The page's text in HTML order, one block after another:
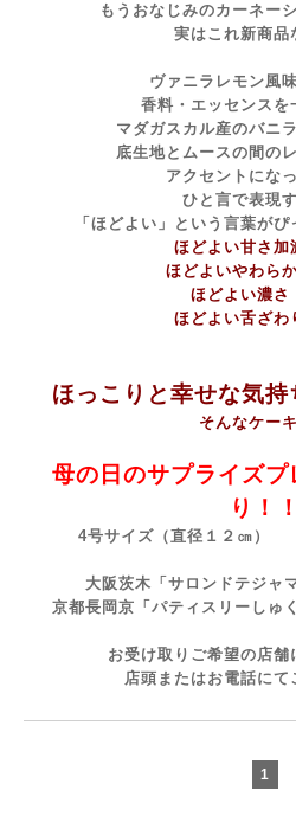
もうおなじみのカーネー
実はこれ新商品
ヴァニラレモン風
香料・エッセンスを
マダガスカル産のバニ
底生地とムースの間の
アクセントにな
ひと言で表現
「ほどよい」という言葉が
ほどよい甘さ加
ほどよいやわら
ほどよい濃さ
ほどよい舌ざわ
ほっこりと幸せな気
そんなケー
母の日のサプライズ
り！！
4号サイズ（直径１２㎝）
大阪茨木「サロンドテジャ
京都長岡京「パティスリーし
お受け取りご希望の店舗
店頭またはお電話にて
1